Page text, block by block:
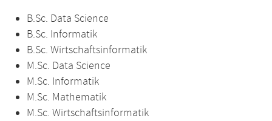
B.Sc. Data Science
B.Sc. Informatik
B.Sc. Wirtschaftsinformatik
M.Sc. Data Science
M.Sc. Informatik
M.Sc. Mathematik
M.Sc. Wirtschaftsinformatik